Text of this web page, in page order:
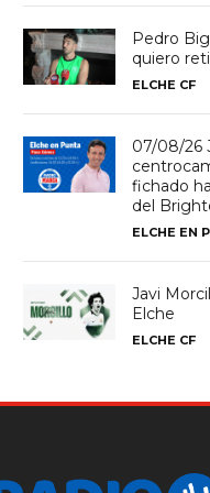
Pedro
quiero
ELCHE CF
07/08/26
fichado
del
ELCHE EN
Javi
Elche
ELCHE CF